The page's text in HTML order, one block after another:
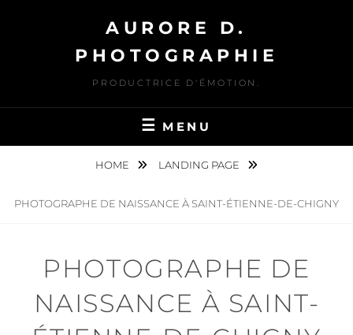
AURORE D.
PHOTOGRAPHIE
PRODUCTRICE D'ÉMOTION.
MENU
HOME LANDING PAGE
PHOTOGRAPHE DE NAISSANCE À SAINT-ÉTIENNE-DE-CHIGNY
PHOTOGRAPHE DE
NAISSANCE À SAINT-